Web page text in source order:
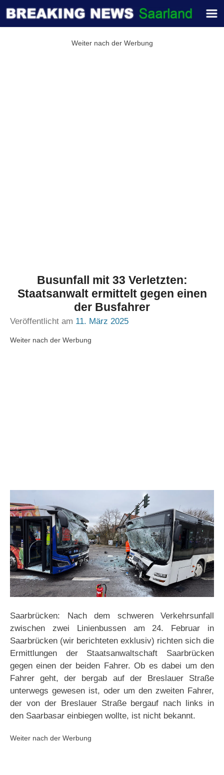
Weiter nach der Werbung
Busunfall mit 33 Verletzten:
Staatsanwalt ermittelt gegen einen
der Busfahrer
Veröffentlicht am 11. März 2025
Weiter nach der Werbung
Saarbrücken: Nach dem schweren Verkehrsunfall
zwischen zwei Linienbussen am 24. Februar in
Saarbrücken (wir berichteten exklusiv) richten sich die
Ermittlungen der Staatsanwaltschaft Saarbrücken
gegen einen der beiden Fahrer. Ob es dabei um den
Fahrer geht, der bergab auf der Breslauer Straße
unterwegs gewesen ist, oder um den zweiten Fahrer,
der von der Breslauer Straße bergauf nach links in
den Saarbasar einbiegen wollte, ist nicht bekannt.
Weiter nach der Werbung